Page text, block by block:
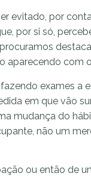
evitado, por
por si só,
aparecendo com
exames a
em que vão
mudança do
não um
ou então de